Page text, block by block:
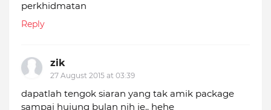
perkhidmatan
Reply
zik
27 August 2015 at 03:39
dapatlah tengok siaran yang tak amik package
sampai hujung bulan nih je.. hehe